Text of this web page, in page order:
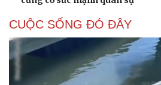
CUỘC SỐNG ĐÓ ĐÂY